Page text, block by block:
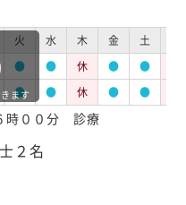
火 水 木 金 土
● ● 休 ● ●
● ● 休 ● ●
ます
時００分 診療
２名